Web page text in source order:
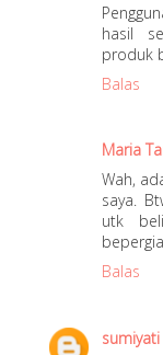
hasil
produk
Balas
Maria
Wah,
saya.
utk
Balas